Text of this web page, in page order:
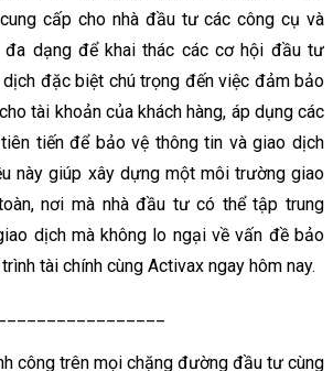
cấp cho nhà đầu tư các công cụ và
đa dạng để khai thác các cơ hội đầu tư
dịch đặc biệt chú trọng đến việc đảm bảo
tài khoản của khách hàng, áp dụng các
tiến để bảo vệ thông tin và giao dịch
này giúp xây dựng một môi trường giao
nơi mà nhà đầu tư có thể tập trung
dịch mà không lo ngại về vấn đề bảo
tài chính cùng Activax ngay hôm nay.
công trên mọi chặng đường đầu tư cùng